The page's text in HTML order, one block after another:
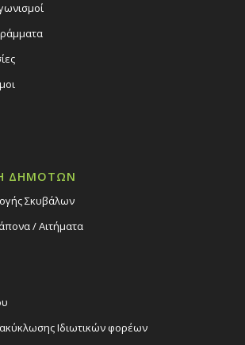
ΔΗΜΟΤΩΝ
Σκυβάλων
/ Αιτήματα
Ιδιωτικών φορέων